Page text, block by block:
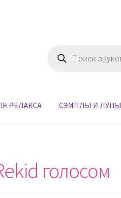
товаров
РЕЛАКСА СЭМПЛЫ И ЛУПЫ
голосом